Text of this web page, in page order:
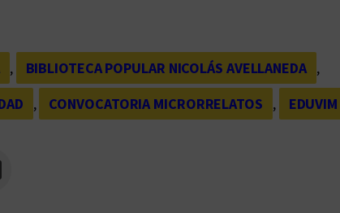
, BIBLIOTECA POPULAR NICOLÁS AVELLANEDA ,
, CONVOCATORIA MICRORRELATOS , EDUVIM